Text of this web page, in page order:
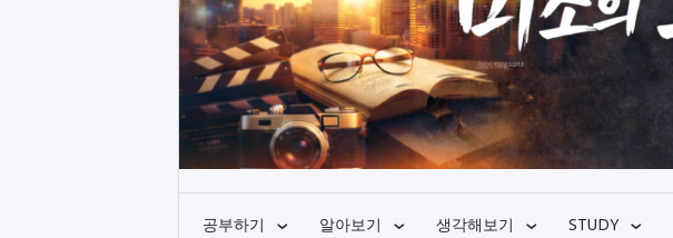
공부하기 알아보기 생각해보기 STUDY